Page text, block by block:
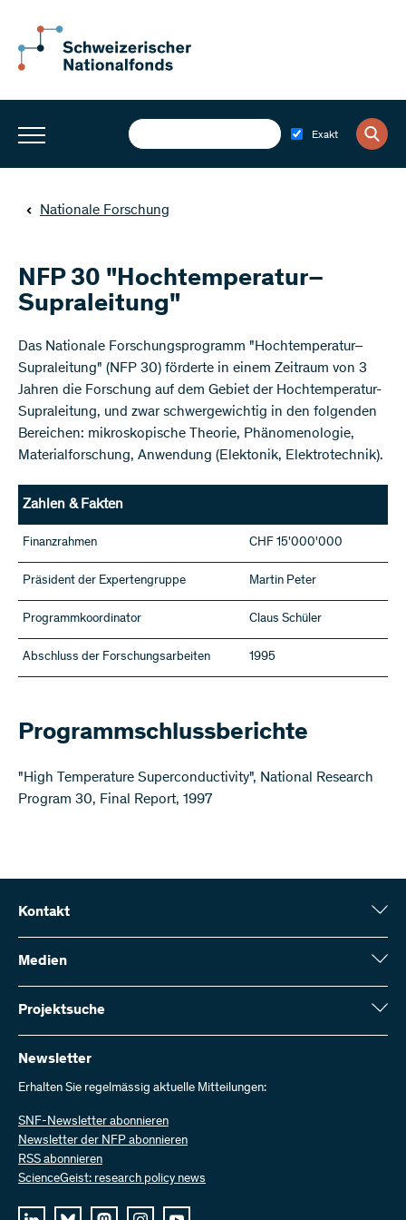
Exakt
Nationale Forschung
NFP 30 "Hochtemperatur–
Supraleitung"
​Das Nationale Forschungsprogramm "Hochtemperatur–
Supraleitung" (NFP 30) förderte in einem Zeitraum von 3
Jahren die Forschung auf dem Gebiet der Hochtemperatur-
Supraleitung, und zwar schwergewichtig in den folgenden
Bereichen: mikroskopische Theorie, Phänomenologie,
Materialforschung, Anwendung (Elektonik, Elektrotechnik).
Zahlen & Fakten
Finanzrahmen CHF 15'000'000
Präsident der Expertengruppe Martin Peter
Programmkoordinator Claus Schüler
Abschluss der Forschungsarbeiten 1995
Programmschlussberichte
"High Temperature Superconductivity", National Research
Program 30, Final Report, 1997
Kontakt
Schweizerischer Nationalfonds (SNF)
Wildhainweg 3
Kontakt aufnehmen
Rechnung senden
Bei uns arbeiten
Offene Stellen
Medien
Medienauskünfte
Jahresbericht
Projektsuche
Hier finden Sie umfangreiche Informationen zu den vom SNF
bewilligten Forschungsprojekten und Förderbeiträgen:
Projektsuche
Newsletter
Erhalten Sie regelmässig aktuelle Mitteilungen:
SNF-Newsletter abonnieren
Newsletter der NFP abonnieren
RSS abonnieren
ScienceGeist: research policy news